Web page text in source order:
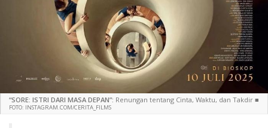
“SORE: ISTRI DARI MASA DEPAN”: Renungan tentang Cinta, Waktu, dan Takdir ■
FOTO: INSTAGRAM.COM/CERITA_FILMS